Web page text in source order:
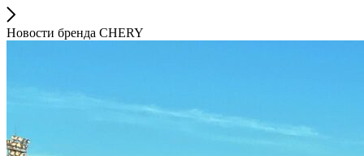
Новости бренда CHERY